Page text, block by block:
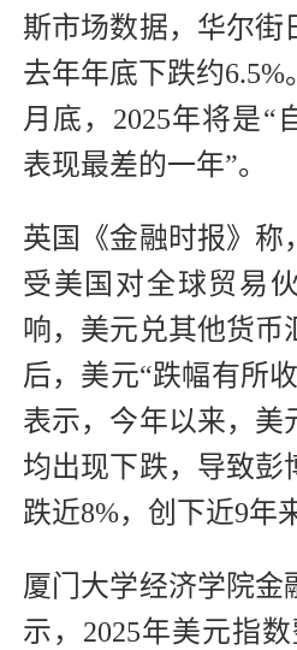
斯市场数据，华尔街
去年年底下跌约6.5%
月底，2025年将是“
表现最差的一年”。
英国《金融时报》称
受美国对全球贸易
响，美元兑其他货币
后，美元“跌幅有所
表示，今年以来，美
均出现下跌，导致彭
跌近8%，创下近9年
厦门大学经济学院金
示，2025年美元指